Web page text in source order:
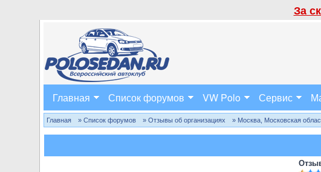
За
Главная Список форумов VW Polo Сервис
Главная » Список форумов » Отзывы об организациях » Москва, Московская